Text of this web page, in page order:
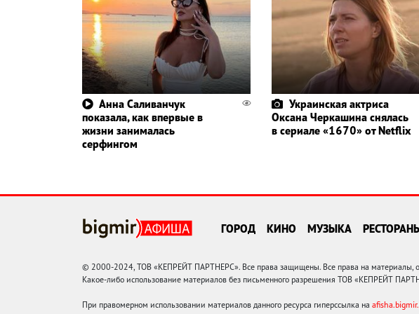
Анна Саливанчук
показала, как впервые в
жизни занималась
серфингом
Украинская актриса
Оксана Черкашина снялась
в сериале «1670» от Netflix
ГОРОД КИНО МУЗЫКА
© 2000-2024, ТОВ «КЕПРЕЙТ ПАРТНЕРС». Все права защищены. Все права на материалы,
Какое-либо использование материалов без письменного разрешения ТОВ «КЕПРЕЙТ
При правомерном использовании материалов данного ресурса гиперссылка на